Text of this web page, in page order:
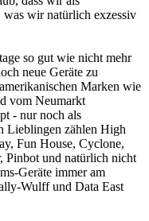
wir natürlich exzessiv
so gut wie nicht mehr
neue Geräte zu
Marken wie
vom Neumarkt
- nur noch als
Lieblingen zählen High
Fun House, Cyclone,
Pinbot und natürlich nicht
Geräte immer am
Wulff und Data East